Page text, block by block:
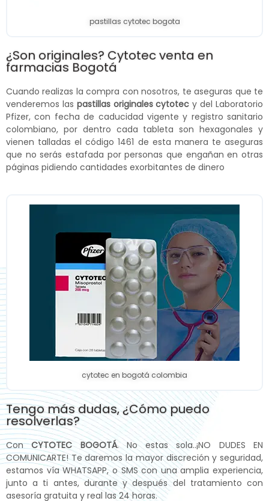
pastillas cytotec bogota
¿Son originales? Cytotec venta en
farmacias Bogotá
Cuando realizas la compra con nosotros, te aseguras que te
venderemos las pastillas originales cytotec y del Laboratorio
Pfizer, con fecha de caducidad vigente y registro sanitario
colombiano, por dentro cada tableta son hexagonales y
vienen talladas el código 1461 de esta manera te aseguras
que no serás estafada por personas que engañan en otras
páginas pidiendo cantidades exorbitantes de dinero
cytotec en bogotá colombia
Tengo más dudas, ¿Cómo puedo
resolverlas?
ConCYTOTEC BOGOTÁ. No estas sola..¡NO DUDES EN
COMUNICARTE! Te daremos la mayor discreción y seguridad,
estamos vía WHATSAPP, o SMS con una amplia experiencia,
junto a ti antes, durante y después del tratamiento con
asesoría gratuita y real las 24 horas.